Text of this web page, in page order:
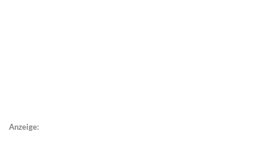
Anzeige: